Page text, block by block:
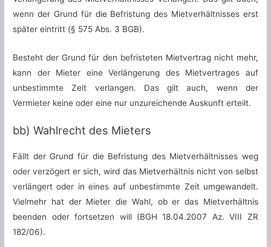
wenn der Grund für die Befristung des Mietverhältnisses erst
später eintritt (§ 575 Abs. 3 BGB).
Besteht der Grund für den befristeten Mietvertrag nicht mehr,
kann der Mieter eine Verlängerung des Mietvertrages auf
unbestimmte Zeit verlangen. Das gilt auch, wenn der
Vermieter keine oder eine nur unzureichende Auskunft erteilt.
bb) Wahlrecht des Mieters
Fällt der Grund für die Befristung des Mietverhältnisses weg
oder verzögert er sich, wird das Mietverhältnis nicht von selbst
verlängert oder in eines auf unbestimmte Zeit umgewandelt.
Vielmehr hat der Mieter die Wahl, ob er das Mietverhältnis
beenden oder fortsetzen will (BGH 18.04.2007 Az. VIII ZR
182/06).